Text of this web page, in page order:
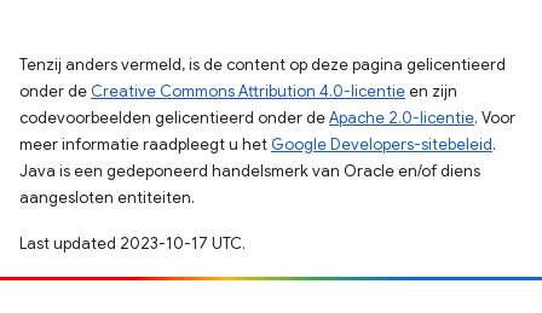
Tenzij anders vermeld, is de content op deze pagina gelicentieerd
onder de Creative Commons Attribution 4.0-licentieen zijn
codevoorbeelden gelicentieerd onder deApache 2.0-licentie. Voor
meer informatie raadpleegt u het Google Developers-sitebeleid.
Java is een gedeponeerd handelsmerk van Oracle en/of diens
aangesloten entiteiten.
Last updated 2023-10-17 UTC.